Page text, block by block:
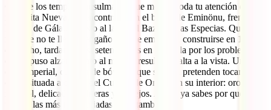
Otra de los templos musulmanes que merece toda tu atención es la
mezquita Nueva. La encontrarás en el barrio de Eminönu, frente al
Puente de Gálata y justo al lado del Bazar de las Especias. Que su
nombre no te lleve a engaño porque empezó a construirse en 1597 y,
de hecho, tardaron casi setenta años en acabarla por los problemas
que supuso alzarla junto al mar. El resultado salta a la vista. Una
obra imperial, cuajada de bóvedas que se diría pretenden tocar el
cielo, situada a orillas del Cuerno de Oro. Y en su interior: oro,
mármol, delicadas vidrieras y azulejos. Ahora ya sabes por qué es
una de las más fotografiadas de Estambul.